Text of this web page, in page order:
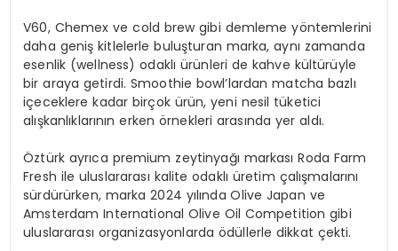
V60, Chemex ve cold brew gibi demleme yöntemlerini
daha geniş kitlelerle buluşturan marka, aynı zamanda
esenlik (wellness) odaklı ürünleri de kahve kültürüyle
bir araya getirdi. Smoothie bowl’lardan matcha bazlı
içeceklere kadar birçok ürün, yeni nesil tüketici
alışkanlıklarının erken örnekleri arasında yer aldı.
Öztürk ayrıca premium zeytinyağı markası Roda Farm
Fresh ile uluslararası kalite odaklı üretim çalışmalarını
sürdürürken, marka 2024 yılında Olive Japan ve
Amsterdam International Olive Oil Competition gibi
uluslararası organizasyonlarda ödüllerle dikkat çekti.